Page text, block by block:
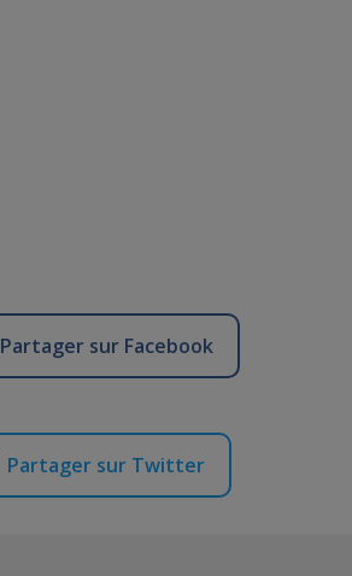
Partager sur Facebook
Partager sur Twitter